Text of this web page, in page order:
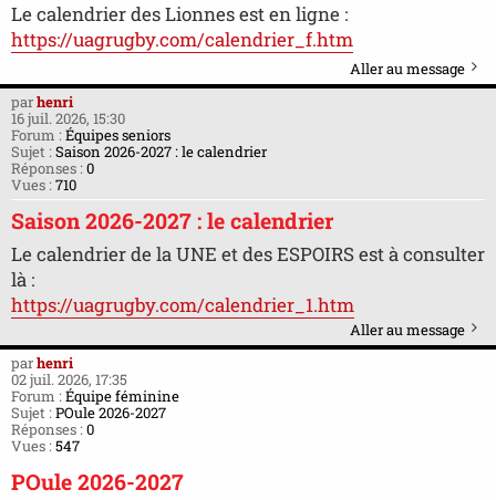
Le calendrier des Lionnes est en ligne :
https://uagrugby.com/calendrier_f.htm
Aller au message
parhenri
16 juil. 2026, 15:30
Forum : Équipes seniors
Sujet : Saison 2026-2027 : le calendrier
Réponses : 0
Vues : 710
Saison 2026-2027 : le calendrier
Le calendrier de la UNE et des ESPOIRS est à consulter
là :
https://uagrugby.com/calendrier_1.htm
Aller au message
parhenri
02 juil. 2026, 17:35
Forum :Équipe féminine
Sujet :POule 2026-2027
Réponses :0
Vues :547
POule 2026-2027